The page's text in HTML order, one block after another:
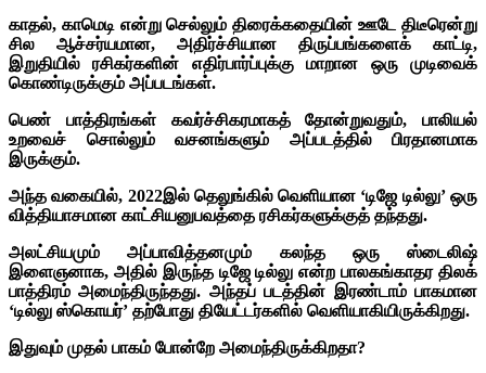
காதல், காமெடி என்று செல்லும் திரைக்கதையின் ஊடே திடீரென்று
சில ஆச்சர்யமான, அதிர்ச்சியான திருப்பங்களைக் காட்டி,
இறுதியில் ரசிகர்களின் எதிர்பார்ப்புக்கு மாறான ஒரு முடிவைக்
கொண்டிருக்கும் அப்படங்கள்.
பெண் பாத்திரங்கள் கவர்ச்சிகரமாகத் தோன்றுவதும், பாலியல்
உறவைச் சொல்லும் வசனங்களும் அப்படத்தில் பிரதானமாக
இருக்கும்.
அந்த வகையில், 2022இல் தெலுங்கில் வெளியான ‘டிஜே டில்லு’ ஒரு
வித்தியாசமான காட்சியனுபவத்தை ரசிகர்களுக்குத் தந்தது.
அலட்சியமும் அப்பாவித்தனமும் கலந்த ஒரு ஸ்டைலிஷ்
இளைஞனாக, அதில் இருந்த டிஜே டில்லு என்ற பாலகங்காதர திலக்
பாத்திரம் அமைந்திருந்தது. அந்தப் படத்தின் இரண்டாம் பாகமான
‘டில்லு ஸ்கொயர்’ தற்போது தியேட்டர்களில் வெளியாகியிருக்கிறது.
இதுவும் முதல் பாகம் போன்றே அமைந்திருக்கிறதா?